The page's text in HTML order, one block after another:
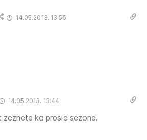
14.05.2013. 13:55
14.05.2013. 13:44
zeznete ko prosle sezone.